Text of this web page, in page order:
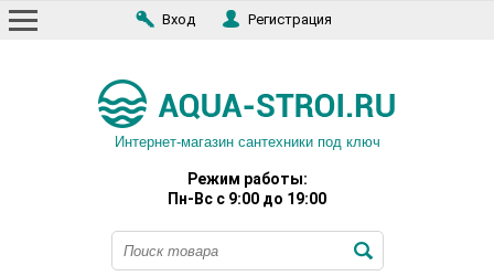
Вход Регистрация
Интернет-магазин сантехники под ключ
Режим работы:
Пн-Вс с 9:00 до 19:00